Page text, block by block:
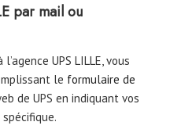
par mail ou
UPS LILLE, vous
le formulaire de
de UPS en indiquant vos